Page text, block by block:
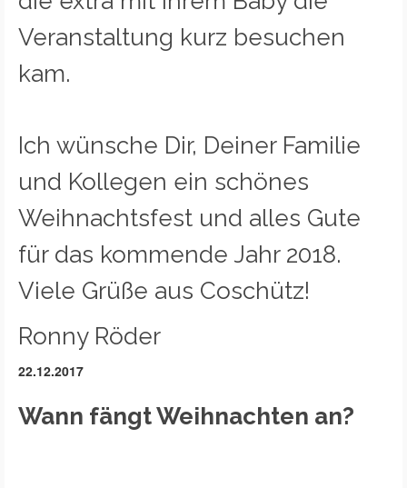
Veranstaltung kurz besuchen
kam.
Ich wünsche Dir, Deiner Familie
und Kollegen ein schönes
Weihnachtsfest und alles Gute
für das kommende Jahr 2018.
Viele Grüße aus Coschütz!
Ronny Röder
22.12.2017
Wann fängt Weihnachten an?